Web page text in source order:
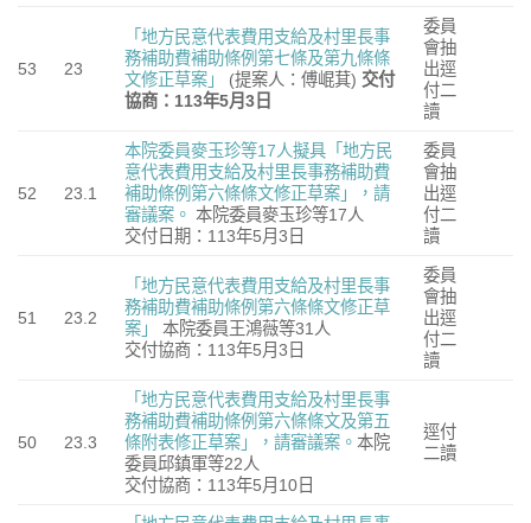
53 23
「地方民意代表費用支給及村里長事
務補助費補助條例第七條及第九條條
文修正草案」
(提案人：傅崐萁) 交付
協商：113年5月3 日
委員
會抽
出逕
付二
讀
52 23.1
本院委員麥玉珍等17人擬具「地方民
意代表費用支給及村里長事務補助費
補助條例第六條條文修正草案」，請
審議案。 本院委員麥玉珍等17人
交付日期：113年5月3日
委員
會抽
出逕
付二
讀
51 23.2
「地方民意代表費用支給及村里長事
務補助費補助條例第六條條文修正草
案」
本院委員王鴻薇等31人
交付協商：113年5月3日
委員
會抽
出逕
付二
讀
50 23.3
「地方民意代表費用支給及村里長事
務補助費補助條例第六條條文及第五
條附表修正草案」，請審議案。本院
委員邱鎮軍等22人
交付協商：113年5月10日
逕付
二讀